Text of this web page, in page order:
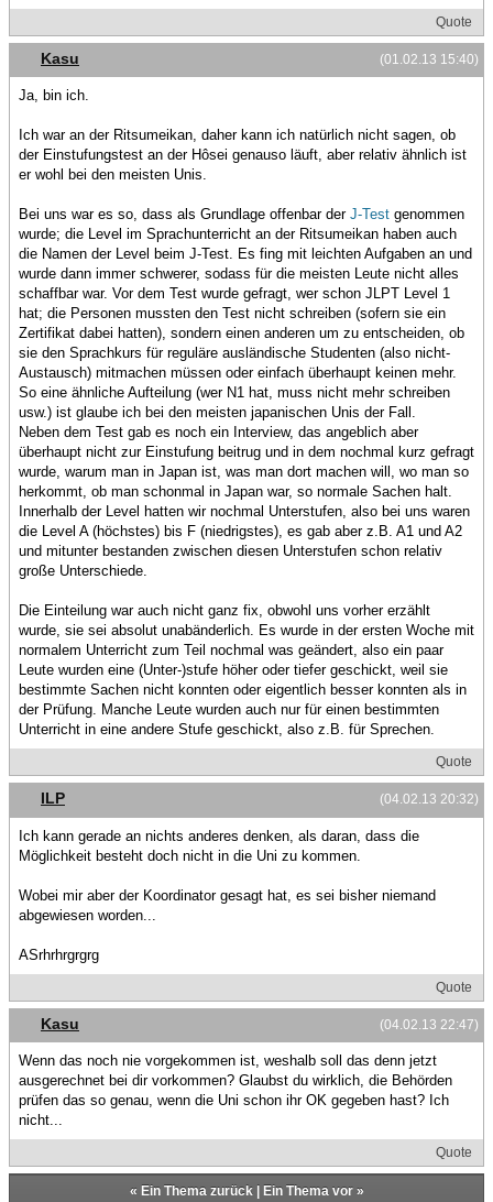
Quote
(01.02.13 15:40)
Kasu
Ja, bin ich.
Ich war an der Ritsumeikan, daher kann ich natürlich nicht sagen, ob
der Einstufungstest an der Hôsei genauso läuft, aber relativ ähnlich ist
er wohl bei den meisten Unis.
Bei uns war es so, dass als Grundlage offenbar der J-Test genommen
wurde; die Level im Sprachunterricht an der Ritsumeikan haben auch
die Namen der Level beim J-Test. Es fing mit leichten Aufgaben an und
wurde dann immer schwerer, sodass für die meisten Leute nicht alles
schaffbar war. Vor dem Test wurde gefragt, wer schon JLPT Level 1
hat; die Personen mussten den Test nicht schreiben (sofern sie ein
Zertifikat dabei hatten), sondern einen anderen um zu entscheiden, ob
sie den Sprachkurs für reguläre ausländische Studenten (also nicht-
Austausch) mitmachen müssen oder einfach überhaupt keinen mehr.
So eine ähnliche Aufteilung (wer N1 hat, muss nicht mehr schreiben
usw.) ist glaube ich bei den meisten japanischen Unis der Fall.
Neben dem Test gab es noch ein Interview, das angeblich aber
überhaupt nicht zur Einstufung beitrug und in dem nochmal kurz gefragt
wurde, warum man in Japan ist, was man dort machen will, wo man so
herkommt, ob man schonmal in Japan war, so normale Sachen halt.
Innerhalb der Level hatten wir nochmal Unterstufen, also bei uns waren
die Level A (höchstes) bis F (niedrigstes), es gab aber z.B. A1 und A2
und mitunter bestanden zwischen diesen Unterstufen schon relativ
große Unterschiede.
Die Einteilung war auch nicht ganz fix, obwohl uns vorher erzählt
wurde, sie sei absolut unabänderlich. Es wurde in der ersten Woche mit
normalem Unterricht zum Teil nochmal was geändert, also ein paar
Leute wurden eine (Unter-)stufe höher oder tiefer geschickt, weil sie
bestimmte Sachen nicht konnten oder eigentlich besser konnten als in
der Prüfung. Manche Leute wurden auch nur für einen bestimmten
Unterricht in eine andere Stufe geschickt, also z.B. für Sprechen.
Quote
(04.02.13 20:32)
ILP
Ich kann gerade an nichts anderes denken, als daran, dass die
Möglichkeit besteht doch nicht in die Uni zu kommen.
Wobei mir aber der Koordinator gesagt hat, es sei bisher niemand
abgewiesen worden...
ASrhrhrgrgrg
Quote
(04.02.13 22:47)
Kasu
Wenn das noch nie vorgekommen ist, weshalb soll das denn jetzt
ausgerechnet bei dir vorkommen? Glaubst du wirklich, die Behörden
prüfen das so genau, wenn die Uni schon ihr OK gegeben hast? Ich
nicht...
Quote
« Ein Thema zurück| Ein Thema vor»